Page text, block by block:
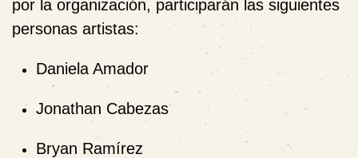
por la organización, participarán las siguientes
personas artistas:
Daniela Amador
Jonathan Cabezas
Bryan Ramírez